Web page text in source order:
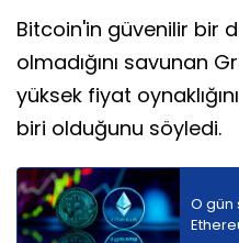
Bitcoin'in güvenilir bir
olmadığını savunan
yüksek fiyat
biri olduğunu söyledi.
O gün